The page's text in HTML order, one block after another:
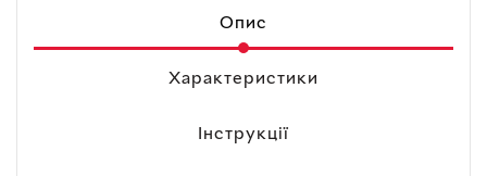
Опис
Характеристики
Інструкції